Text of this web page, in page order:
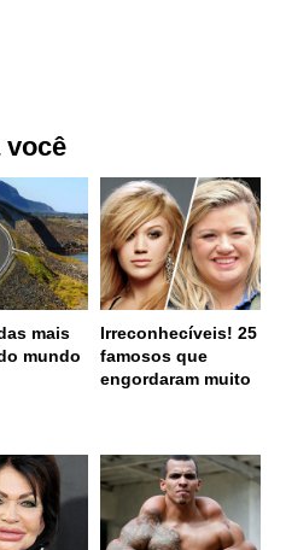
você
mais
mundo
Irreconhecíveis! 25
famosos que
engordaram muito